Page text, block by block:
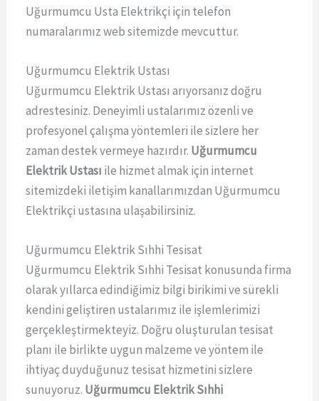
Uğurmumcu Usta Elektrikçi için telefon
numaralarımız web sitemizde mevcuttur.
Uğurmumcu Elektrik Ustası
Uğurmumcu Elektrik Ustası arıyorsanız doğru
adrestesiniz. Deneyimli ustalarımız özenli ve
profesyonel çalışma yöntemleri ile sizlere her
zaman destek vermeye hazırdır. Uğurmumcu
Elektrik Ustası ile hizmet almak için internet
sitemizdeki iletişim kanallarımızdan Uğurmumcu
Elektrikçi ustasına ulaşabilirsiniz.
Uğurmumcu Elektrik Sıhhi Tesisat
Uğurmumcu Elektrik Sıhhi Tesisat konusunda firma
olarak yıllarca edindiğimiz bilgi birikimi ve sürekli
kendini geliştiren ustalarımız ile işlemlerimizi
gerçekleştirmekteyiz. Doğru oluşturulan tesisat
planı ile birlikte uygun malzeme ve yöntem ile
ihtiyaç duyduğunuz tesisat hizmetini sizlere
sunuyoruz. Uğurmumcu Elektrik Sıhhi